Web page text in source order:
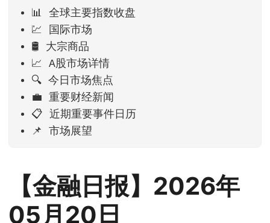
📊 全球主要指数收盘
💹 国际市场
🛢️ 大宗商品
📈 A股市场详情
🔍 今日市场焦点
💼 重要财经新闻
📋 近期重要事件日历
📌 市场展望
【金融日报】2026年
05月20日